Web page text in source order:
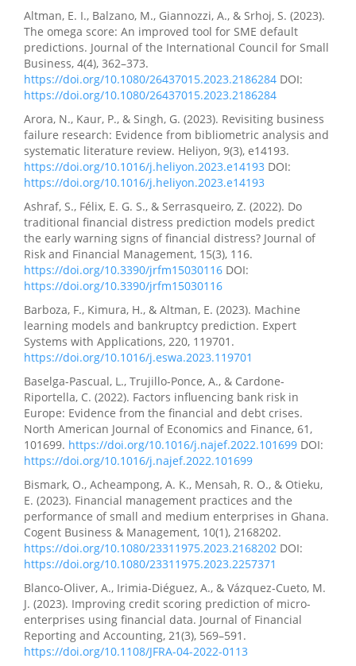
Altman, E. I., Balzano, M., Giannozzi, A., & Srhoj, S. (2023).
The omega score: An improved tool for SME default
predictions. Journal of the International Council for Small
Business, 4(4), 362–373.
https://doi.org/10.1080/26437015.2023.2186284 DOI:
https://doi.org/10.1080/26437015.2023.2186284
Arora, N., Kaur, P., & Singh, G. (2023). Revisiting business
failure research: Evidence from bibliometric analysis and
systematic literature review. Heliyon, 9(3), e14193.
https://doi.org/10.1016/j.heliyon.2023.e14193 DOI:
https://doi.org/10.1016/j.heliyon.2023.e14193
Ashraf, S., Félix, E. G. S., & Serrasqueiro, Z. (2022). Do
traditional financial distress prediction models predict
the early warning signs of financial distress? Journal of
Risk and Financial Management, 15(3), 116.
https://doi.org/10.3390/jrfm15030116 DOI:
https://doi.org/10.3390/jrfm15030116
Barboza, F., Kimura, H., & Altman, E. (2023). Machine
learning models and bankruptcy prediction. Expert
Systems with Applications, 220, 119701.
https://doi.org/10.1016/j.eswa.2023.119701
Baselga-Pascual, L., Trujillo-Ponce, A., & Cardone-
Riportella, C. (2022). Factors influencing bank risk in
Europe: Evidence from the financial and debt crises.
North American Journal of Economics and Finance, 61,
101699. https://doi.org/10.1016/j.najef.2022.101699 DOI:
https://doi.org/10.1016/j.najef.2022.101699
Bismark, O., Acheampong, A. K., Mensah, R. O., & Otieku,
E. (2023). Financial management practices and the
performance of small and medium enterprises in Ghana.
Cogent Business & Management, 10(1), 2168202.
https://doi.org/10.1080/23311975.2023.2168202 DOI:
https://doi.org/10.1080/23311975.2023.2257371
Blanco-Oliver, A., Irimia-Diéguez, A., & Vázquez-Cueto, M.
J. (2023). Improving credit scoring prediction of micro-
enterprises using financial data. Journal of Financial
Reporting and Accounting, 21(3), 569–591.
https://doi.org/10.1108/JFRA-04-2022-0113